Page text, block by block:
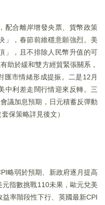
配合離岸增發央票、貨幣政策
」，春節前維穩意願強烈。美
」，且不排除人民幣升值的可
助於緩和雙方經貿緊張關系，
匯市情緒形成提振。二是12月
中利差走闊行情迎來反轉。三
議加息預期，日元積蓄反彈動
保策略詳見後文）
略弱於預期、新政府逐月提高
指數挑戰110未果，歐元兌美
率階段性下行、英國最新CPI